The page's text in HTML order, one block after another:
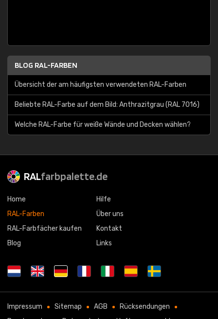
BLOG RAL-FARBEN
Übersicht der am häufigsten verwendeten RAL-Farben
Beliebte RAL-Farbe auf dem Bild: Anthrazitgrau (RAL 7016)
Welche RAL-Farbe für weiße Wände und Decken wählen?
RALfarbpalette.de
Home
RAL-Farben
RAL-Farbfächer kaufen
Blog
Hilfe
Über uns
Kontakt
Links
Impressum Sitemap AGB
Rücksendungen